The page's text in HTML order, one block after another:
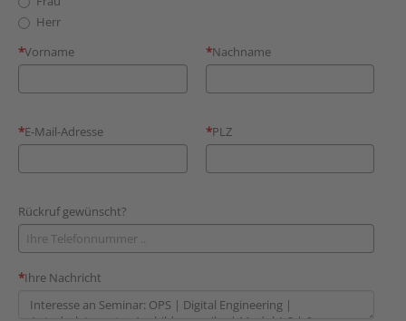
Herr
Vorname
Nachname
E-Mail-Adresse PLZ
Rückruf gewünscht?
Ihre Nachricht